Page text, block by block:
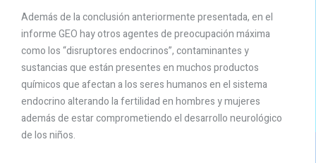
Además de la conclusión anteriormente presentada, en el
informe GEO hay otros agentes de preocupación máxima
como los “disruptores endocrinos”, contaminantes y
sustancias que están presentes en muchos productos
químicos que afectan a los seres humanos en el sistema
endocrino alterando la fertilidad en hombres y mujeres
además de estar comprometiendo el desarrollo neurológico
de los niños.